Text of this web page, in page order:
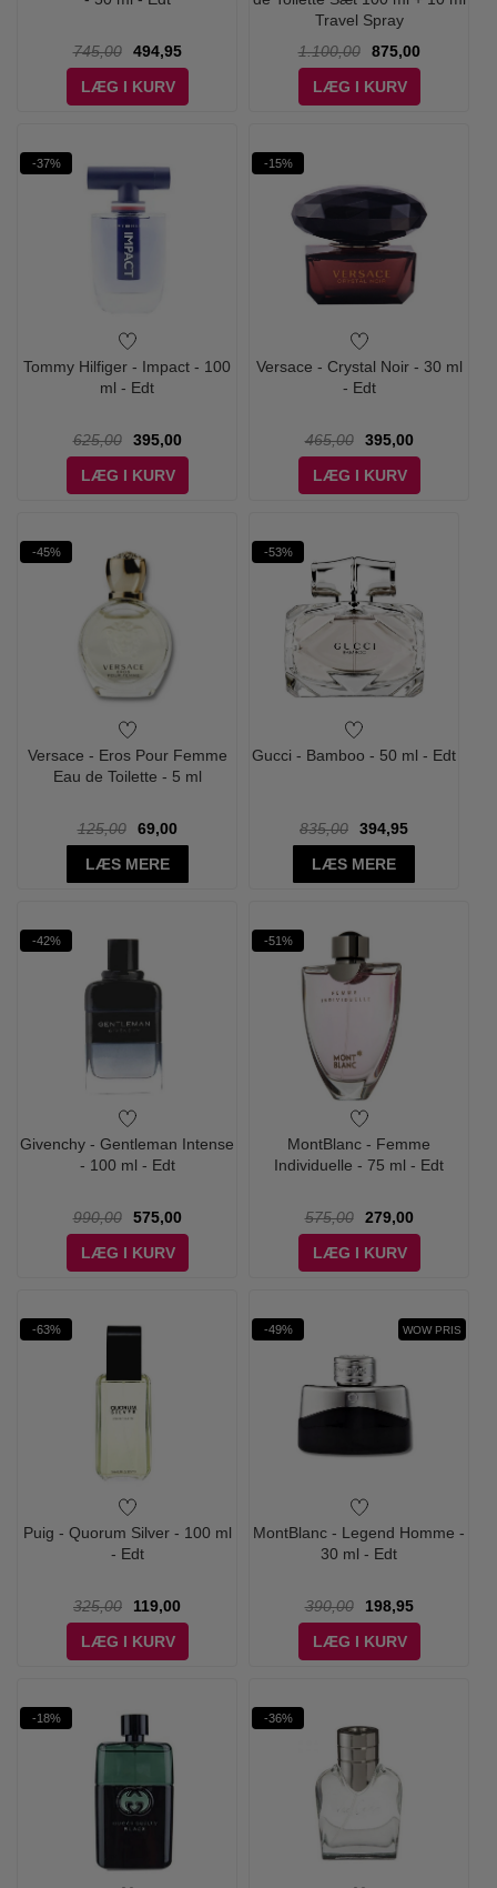
745,00
494,95
LÆG I KURV
Travel Spray
1.100,00
875,00
LÆG I KURV
-37%
Tommy Hilfiger - Impact - 100
ml - Edt
625,00
395,00
LÆG I KURV
-15%
Versace - Crystal Noir - 30 ml
- Edt
465,00
395,00
LÆG I KURV
-45%
Versace - Eros Pour Femme
Eau de Toilette - 5 ml
125,00
69,00
LÆS MERE
-53%
Gucci - Bamboo - 50 ml - Edt
835,00
394,95
LÆS MERE
-42%
Givenchy - Gentleman Intense
- 100 ml - Edt
990,00
575,00
LÆG I KURV
-51%
MontBlanc - Femme
Individuelle - 75 ml - Edt
575,00
279,00
LÆG I KURV
-63%
Puig - Quorum Silver - 100 ml
- Edt
325,00
119,00
LÆG I KURV
-49% WOW PRIS
MontBlanc - Legend Homme -
30 ml - Edt
390,00
198,95
LÆG I KURV
-18% -36%